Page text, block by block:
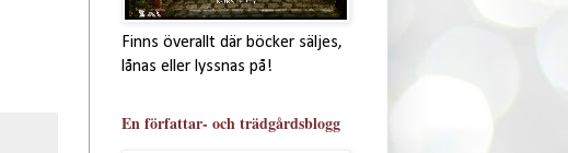
Finns överallt där böcker säljes,
lånas eller lyssnas på!
En författar- och trädgårdsblogg